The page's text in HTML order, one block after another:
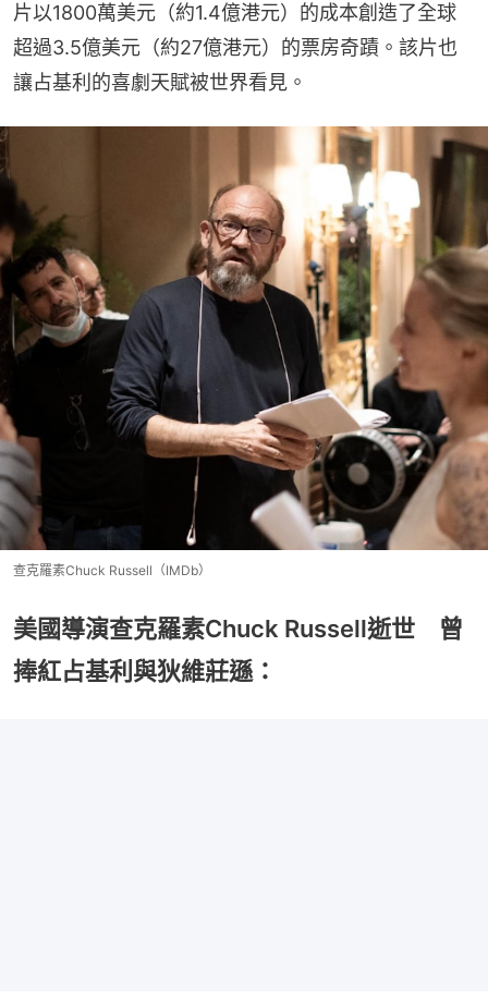
片以1800萬美元（約1.4億港元）的成本創造了全球
超過3.5億美元（約27億港元）的票房奇蹟。該片也
讓占基利的喜劇天賦被世界看見。
查克羅素Chuck Russell（IMDb）
美國導演查克羅素Chuck Russell逝世 曾
捧紅占基利與狄維莊遜：